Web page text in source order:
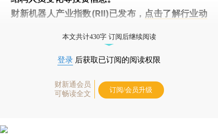
财新机器人产业指数(RII)已发布， 点击了解行业动
本文共计430字 订阅后继续阅读
登录 后获取已订阅的阅读权限
财新通会员
可畅读全文
订阅/会员升级